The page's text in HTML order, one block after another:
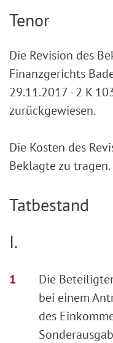
Tenor
Die Revision des
Finanzgerichts
29.11.2017 - 2 K
zurückgewiesen.
Die Kosten des
Beklagte zu tragen.
Tatbestand
I.
Die
bei einem
des